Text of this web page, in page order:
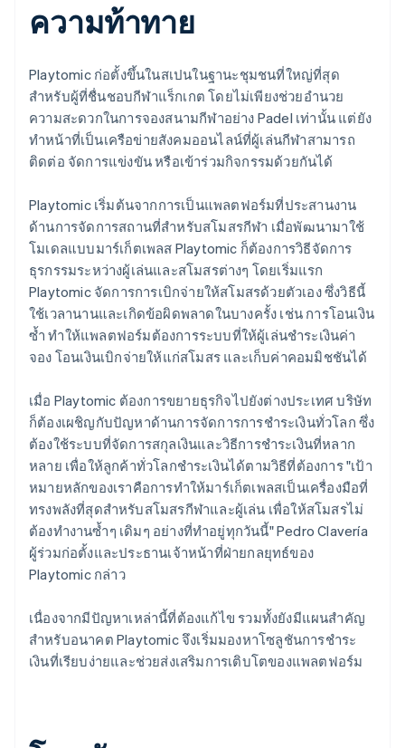
ดูว่า Stripe กำลังสร้างโครงสร้างพื้นฐานระบบเศรษฐกิจสำหรับ
AI อย่างไร
ความท้าทาย
Playtomic ก่อตั้งขึ้นในสเปนในฐานะชุมชนที่ใหญ่ที่สุด
สำหรับผู้ที่ชื่นชอบกีฬาแร็กเกต โดยไม่เพียงช่วยอำนวย
ความสะดวกในการจองสนามกีฬาอย่าง Padel เท่านั้น แต่ยัง
ทำหน้าที่เป็นเครือข่ายสังคมออนไลน์ที่ผู้เล่นกีฬาสามารถ
ติดต่อ จัดการแข่งขัน หรือเข้าร่วมกิจกรรมด้วยกันได้
Playtomic เริ่มต้นจากการเป็นแพลตฟอร์มที่ประสานงาน
ด้านการจัดการสถานที่สำหรับสโมสรกีฬา เมื่อพัฒนามาใช้
โมเดลแบบมาร์เก็ตเพลส Playtomic ก็ต้องการวิธีจัดการ
ธุรกรรมระหว่างผู้เล่นและสโมสรต่างๆ โดยเริ่มแรก
Playtomic จัดการการเบิกจ่ายให้สโมสรด้วยตัวเอง ซึ่งวิธีนี้
ใช้เวลานานและเกิดข้อผิดพลาดในบางครั้ง เช่น การโอนเงิน
ซ้ำ ทำให้แพลตฟอร์มต้องการระบบที่ให้ผู้เล่นชำระเงินค่า
จอง โอนเงินเบิกจ่ายให้แก่สโมสร และเก็บค่าคอมมิชชันได้
เมื่อ Playtomic ต้องการขยายธุรกิจไปยังต่างประเทศ บริษัท
ก็ต้องเผชิญกับปัญหาด้านการจัดการการชำระเงินทั่วโลก ซึ่ง
ต้องใช้ระบบที่จัดการสกุลเงินและวิธีการชำระเงินที่หลาก
หลาย เพื่อให้ลูกค้าทั่วโลกชำระเงินได้ตามวิธีที่ต้องการ "เป้า
หมายหลักของเราคือการทำให้มาร์เก็ตเพลสเป็นเครื่องมือที่
ทรงพลังที่สุดสำหรับสโมสรกีฬาและผู้เล่น เพื่อให้สโมสรไม่
ต้องทำงานซ้ำๆ เดิมๆ อย่างที่ทำอยู่ทุกวันนี้" Pedro Clavería
ผู้ร่วมก่อตั้งและประธานเจ้าหน้าที่ฝ่ายกลยุทธ์ของ
Playtomic กล่าว
เนื่องจากมีปัญหาเหล่านี้ที่ต้องแก้ไข รวมทั้งยังมีแผนสำคัญ
สำหรับอนาคต Playtomic จึงเริ่มมองหาโซลูชันการชำระ
เงินที่เรียบง่ายและช่วยส่งเสริมการเติบโตของแพลตฟอร์ม